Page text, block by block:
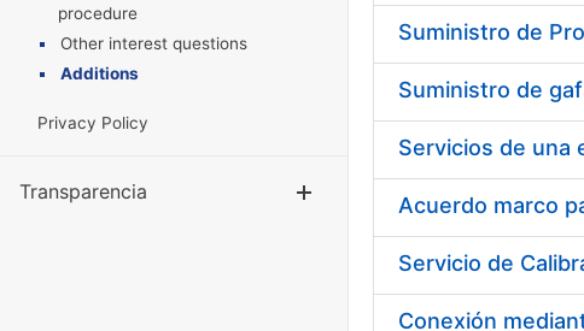
procedure
Other interest questions
Additions
Privacy Policy
Transparencia Show/Hide
Acuerdo marco